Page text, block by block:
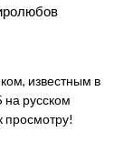
известным в
на русском
просмотру!